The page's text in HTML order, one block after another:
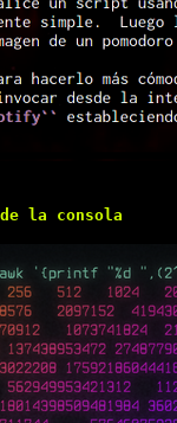
la consola